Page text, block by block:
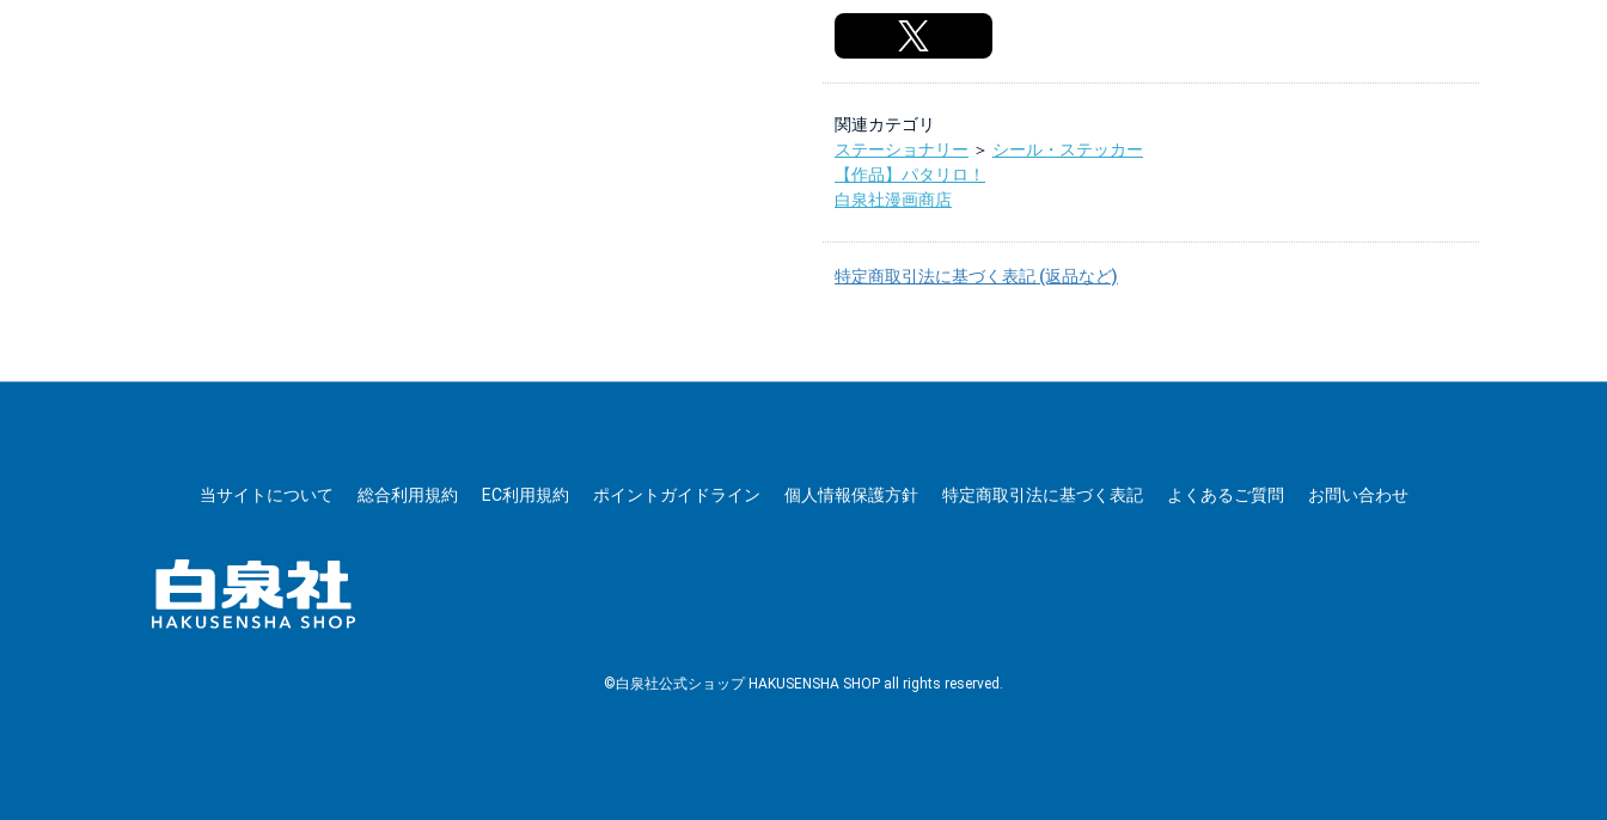
関連カテゴリ
ステーショナリー ＞ シール・ステッカー
【作品】パタリロ！
白泉社漫画商店
特定商取引法に基づく表記 (返品など)
当サイトについて 総合利用規約 EC利用規約 ポイントガイドライン 個人情報保護方針 特定商取引法に基づく表記 よくあるご質問 お問い合わせ
©白泉社公式ショップ HAKUSENSHA SHOP all rights reserved.